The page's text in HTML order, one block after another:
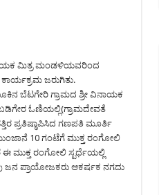
ಮಿತ್ರ ಮಂಡಳಿಯವರಿಂದ
ಜರುಗಿತು.
ಬೆಟಗೇರಿ ಗ್ರಾಮದ ಶ್ರೀ ವಿನಾಯಕ
ಓಣಿಯಲ್ಲಿ(ಗ್ರಾಮದೇವತೆ
ಪ್ರತಿಷ್ಠಾಪಿಸಿದ ಗಣಪತಿ ಮೂರ್ತಿ
10 ಗಂಟೆಗೆ ಮುಕ್ತ ರಂಗೋಲಿ
ಈ ಮುಕ್ತ ರಂಗೋಲಿ ಸ್ಪರ್ಧೆಯಲ್ಲಿ
ಜನ ಪ್ರಾಯೋಜಕರು ಆಕರ್ಷಕ ನಗದು